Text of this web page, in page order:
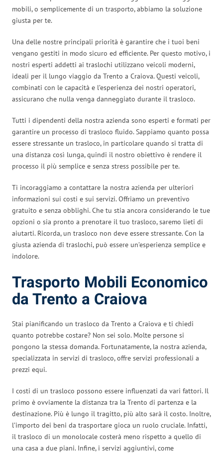
mobili, o semplicemente di un trasporto, abbiamo la soluzione
giusta per te.
Una delle nostre principali priorità è garantire che i tuoi beni
vengano gestiti in modo sicuro ed efficiente. Per questo motivo, i
nostri esperti addetti ai traslochi utilizzano veicoli moderni,
ideali per il lungo viaggio da Trento a Craiova. Questi veicoli,
combinati con le capacità e l’esperienza dei nostri operatori,
assicurano che nulla venga danneggiato durante il trasloco.
Tutti i dipendenti della nostra azienda sono esperti e formati per
garantire un processo di trasloco fluido. Sappiamo quanto possa
essere stressante un trasloco, in particolare quando si tratta di
una distanza così lunga, quindi il nostro obiettivo è rendere il
processo il più semplice e senza stress possibile per te.
Ti incoraggiamo a contattare la nostra azienda per ulteriori
informazioni sui costi e sui servizi. Offriamo un preventivo
gratuito e senza obblighi. Che tu stia ancora considerando le tue
opzioni o sia pronto a prenotare il tuo trasloco, saremo lieti di
aiutarti. Ricorda, un trasloco non deve essere stressante. Con la
giusta azienda di traslochi, può essere un’esperienza semplice e
indolore.
Trasporto Mobili Economico
da Trento a Craiova
Stai pianificando un trasloco da Trento a Craiova e ti chiedi
quanto potrebbe costare? Non sei solo. Molte persone si
pongono la stessa domanda. Fortunatamente, la nostra azienda,
specializzata in servizi di trasloco, offre servizi professionali a
prezzi equi.
I costi di un trasloco possono essere influenzati da vari fattori. Il
primo è ovviamente la distanza tra la Trento di partenza e la
destinazione. Più è lungo il tragitto, più alto sarà il costo. Inoltre,
l’importo dei beni da trasportare gioca un ruolo cruciale. Infatti,
il trasloco di un monolocale costerà meno rispetto a quello di
una casa a due piani. Infine, i servizi aggiuntivi, come